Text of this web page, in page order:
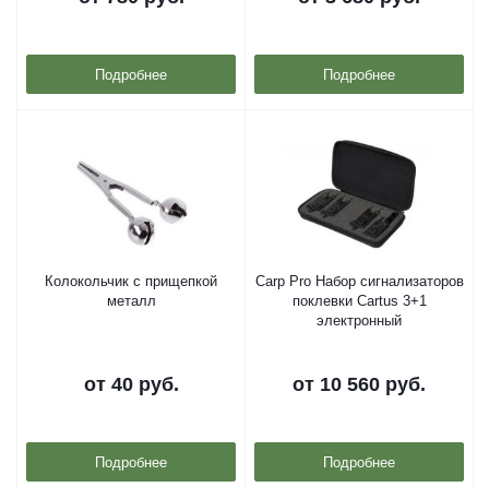
Подробнее Подробнее
Колокольчик с прищепкой
металл
от 40 руб.
Подробнее
Carp Pro Набор сигнализаторов
поклевки Cartus 3+1
электронный
от 10 560 руб.
Подробнее